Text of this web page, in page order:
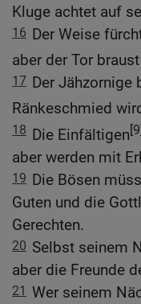
Kluge achtet auf
16 Der Weise
aber der Tor
17 Der Jähzornige
Ränkeschmied
18 Die Einfältigen[9]
aber werden mit
19 Die Bösen
Guten und die
Gerechten.
20 Selbst seinem
aber die Freunde
21 Wer seinem